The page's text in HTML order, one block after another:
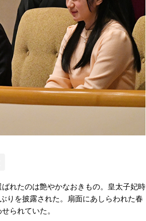
れたのは艶やかなおきもの。皇太子妃時
りを披露された。扇面にあしらわれた春
られていた。